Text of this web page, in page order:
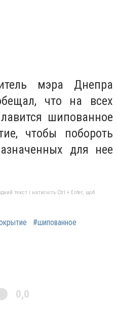
мэра Днепра
что на всех
шипованное
чтобы побороть
для нее
текст і натисніть Ctrl + Enter, щоб
#шипованное
0,0